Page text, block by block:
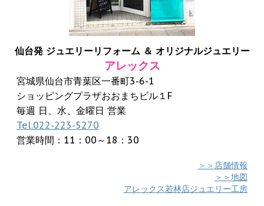
仙台発 ジュエリーリフォーム ＆ オリジナルジュエリー
アレックス
宮城県仙台市青葉区一番町3-6-1
ショッピングプラザおおまちビル１F
毎週 日、水、金曜日 営業
Tel.022-223-5270
営業時間：11：00～18：30
＞＞店舗情報
＞＞地図
アレックス若林店ジュエリー工房